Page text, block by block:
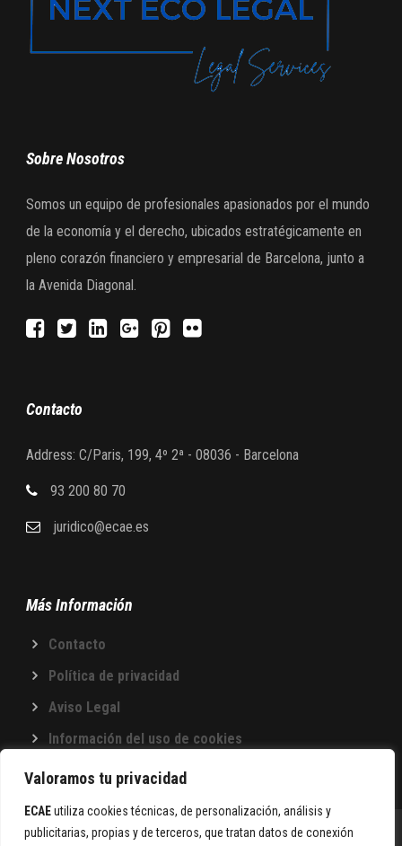
Valoramos tu privacidad
ECAEutiliza cookies técnicas, de personalización, análisis y
publicitarias, propias y de terceros, que tratan datos de conexión
Sobre Nosotros
Somos un equipo de profesionales apasionados por el mundo
de la economía y el derecho, ubicados estratégicamente en
pleno corazón financiero y empresarial de Barcelona, junto a
la Avenida Diagonal.
Contacto
Address: C/Paris, 199, 4º 2ª - 08036 - Barcelona
93 200 80 70
juridico@ecae.es
Más Información
Contacto
Política de privacidad
Aviso Legal
Información del uso de cookies